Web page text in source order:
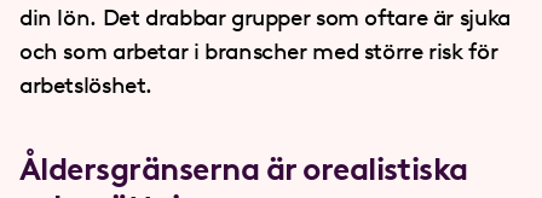
din lön. Det drabbar grupper som oftare är sjuka
och som arbetar i branscher med större risk för
arbetslöshet.
Åldersgränserna är orealistiska